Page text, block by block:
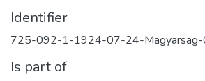
Identifier
725-092-1-1924-07-24-
Is part of